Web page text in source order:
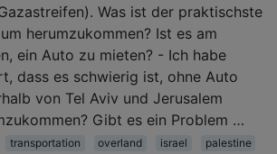
Was ist der praktischste
herumzukommen? Ist es am
ein Auto zu mieten? - Ich habe
dass es schwierig ist, ohne Auto
von Tel Aviv und Jerusalem
Gibt es ein Problem …
transportation overland israel palestine